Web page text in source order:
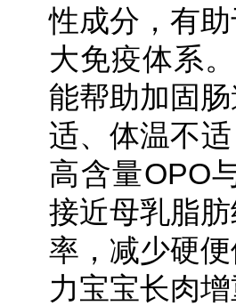
性成分，有
大免疫体系
能帮助加固
适、体温不
高含量OPO
接近母乳脂
率，减少硬
力宝宝长肉增